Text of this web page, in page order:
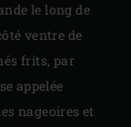
le long de
ventre de
frits, par
appelée
nageoires et